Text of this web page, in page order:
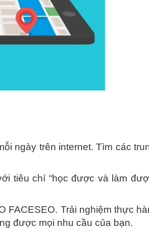
ngày trên internet. Tìm các
tiêu chí “học được và làm
FACESEO. Trải nghiệm thực
được mọi nhu cầu của bạn.